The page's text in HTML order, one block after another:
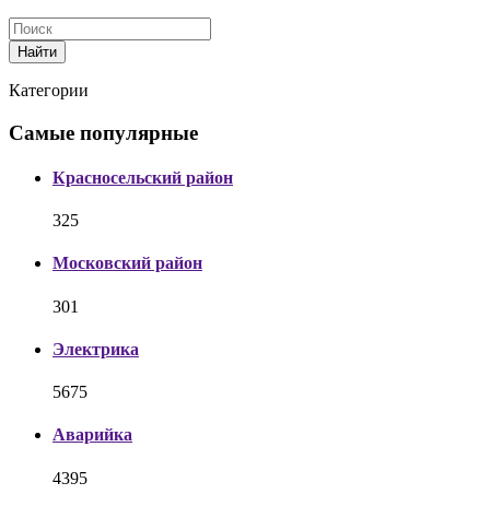
Найти
Категории
Самые популярные
Красносельский район
325
Московский район
301
Электрика
5675
Аварийка
4395